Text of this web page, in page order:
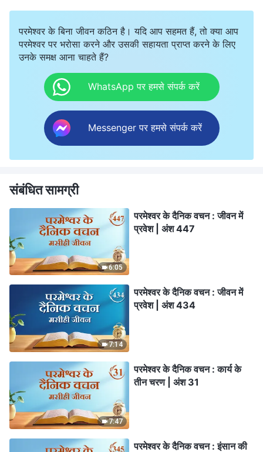
परमेश्वर के बिना जीवन कठिन है। यदि आप सहमत हैं, तो क्या आप
परमेश्वर पर भरोसा करने और उसकी सहायता प्राप्त करने के लिए
उनके समक्ष आना चाहते हैं?
WhatsApp पर हमसे संपर्क करें
Messenger पर हमसे संपर्क करें
संबंधित सामग्री
6:05
परमेश्वर के दैनिक वचन : जीवन में
प्रवेश | अंश 447
7:14
परमेश्वर के दैनिक वचन : जीवन में
प्रवेश | अंश 434
7:47
परमेश्वर के दैनिक वचन : कार्य के
तीन चरण | अंश 31
परमेश्वर के दैनिक वचन : इंसान की